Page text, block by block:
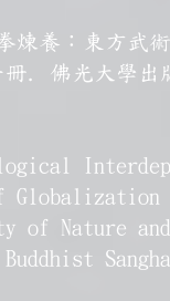
養：東方武
. 佛光大學出
Globalization
Nature and